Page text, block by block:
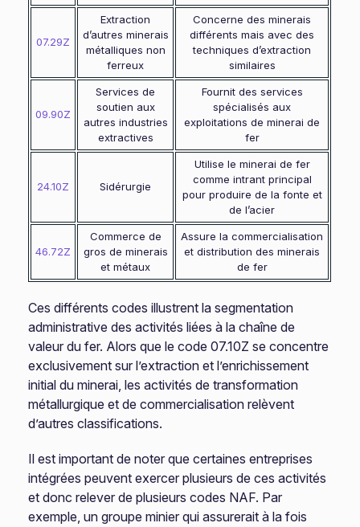
07.29Z
Extraction
d’autres minerais
métalliques non
ferreux
Concerne des minerais
différents mais avec des
techniques d’extraction
similaires
09.90Z
Services de
soutien aux
autres industries
extractives
Fournit des services
spécialisés aux
exploitations de minerai de
fer
24.10Z Sidérurgie
Utilise le minerai de fer
comme intrant principal
pour produire de la fonte et
de l’acier
46.72Z
Commerce de
gros de minerais
et métaux
Assure la commercialisation
et distribution des minerais
de fer
Ces différents codes illustrent la segmentation
administrative des activités liées à la chaîne de
valeur du fer. Alors que le code 07.10Z se concentre
exclusivement sur l’extraction et l’enrichissement
initial du minerai, les activités de transformation
métallurgique et de commercialisation relèvent
d’autres classifications.
Il est important de noter que certaines entreprises
intégrées peuvent exercer plusieurs de ces activités
et donc relever de plusieurs codes NAF. Par
exemple, un groupe minier qui assurerait à la fois